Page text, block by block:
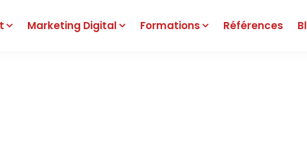
Marketing Digital Formations Références